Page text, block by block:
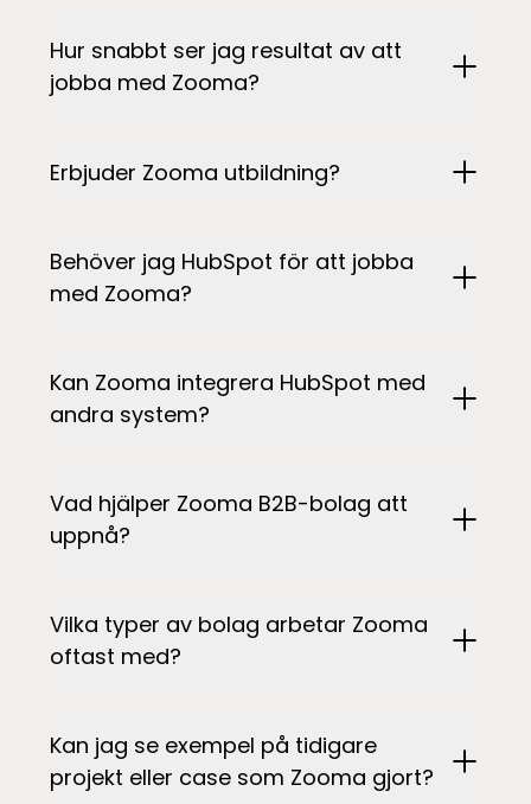
Hur snabbt ser jag resultat av att
jobba med Zooma?
Erbjuder Zooma utbildning?
Behöver jag HubSpot för att jobba
med Zooma?
Kan Zooma integrera HubSpot med
andra system?
Vad hjälper Zooma B2B-bolag att
uppnå?
Vilka typer av bolag arbetar Zooma
oftast med?
Kan jag se exempel på tidigare
projekt eller case som Zooma gjort?